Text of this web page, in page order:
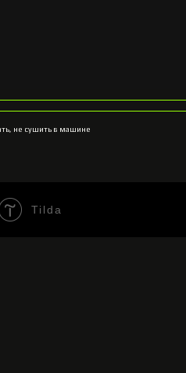
не сушить в машине
Tilda